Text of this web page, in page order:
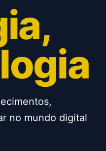
no mundo digital